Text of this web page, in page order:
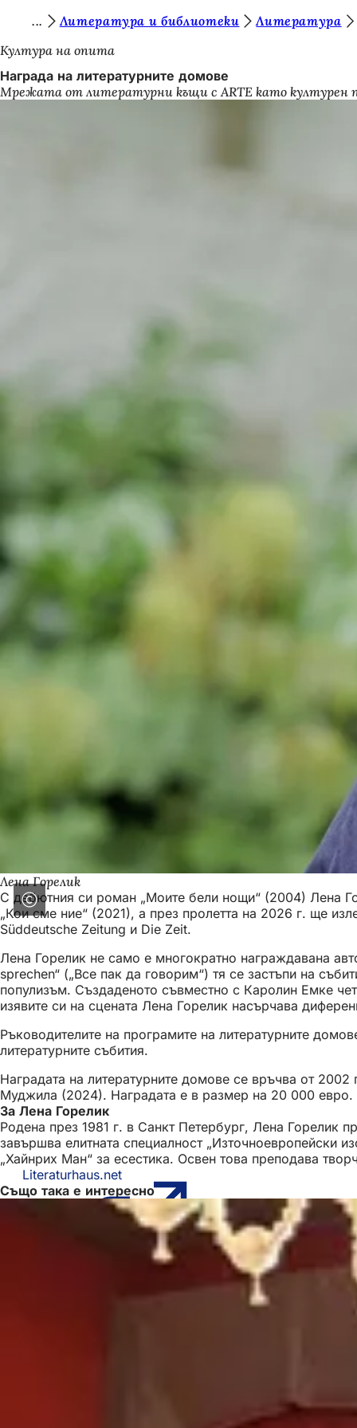
Преминаване към съдържанието
и
е
с
Литература и библиотеки
Литература
Култура на опита
Награда на литературните домове
Мрежата от литературни къщи с ARTE като културен
Лена Горелик
С дебютния си роман „Моите бели нощи“ (2004) Лена
„Кои сме ние“ (2021), а през пролетта на 2026 г. ще
Süddeutsche Zeitung и Die Zeit.
Лена Горелик не само е многократно награждавана
sprechen“ („Все пак да говорим“) тя се застъпи на
популизъм. Създаденото съвместно с Каролин Емке
изявите си на сцената Лена Горелик насърчава
Ръководителите на програмите на литературните
литературните събития.
Наградата на литературните домове се връчва от
Муджила (2024). Наградата е в размер на 20 000
За Лена Горелик
Родена през 1981 г. в Санкт Петербург, Лена Горелик
завършва елитната специалност „Източноевропейски
„Хайнрих Ман“ за есестика. Освен това преподава
Literaturhaus.net
се
в
нов
раздел)
Също така е интересно